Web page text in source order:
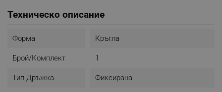
Техническо описание
Форма Кръгла
Брой/комплект 1
Тип Дръжка Фиксирана